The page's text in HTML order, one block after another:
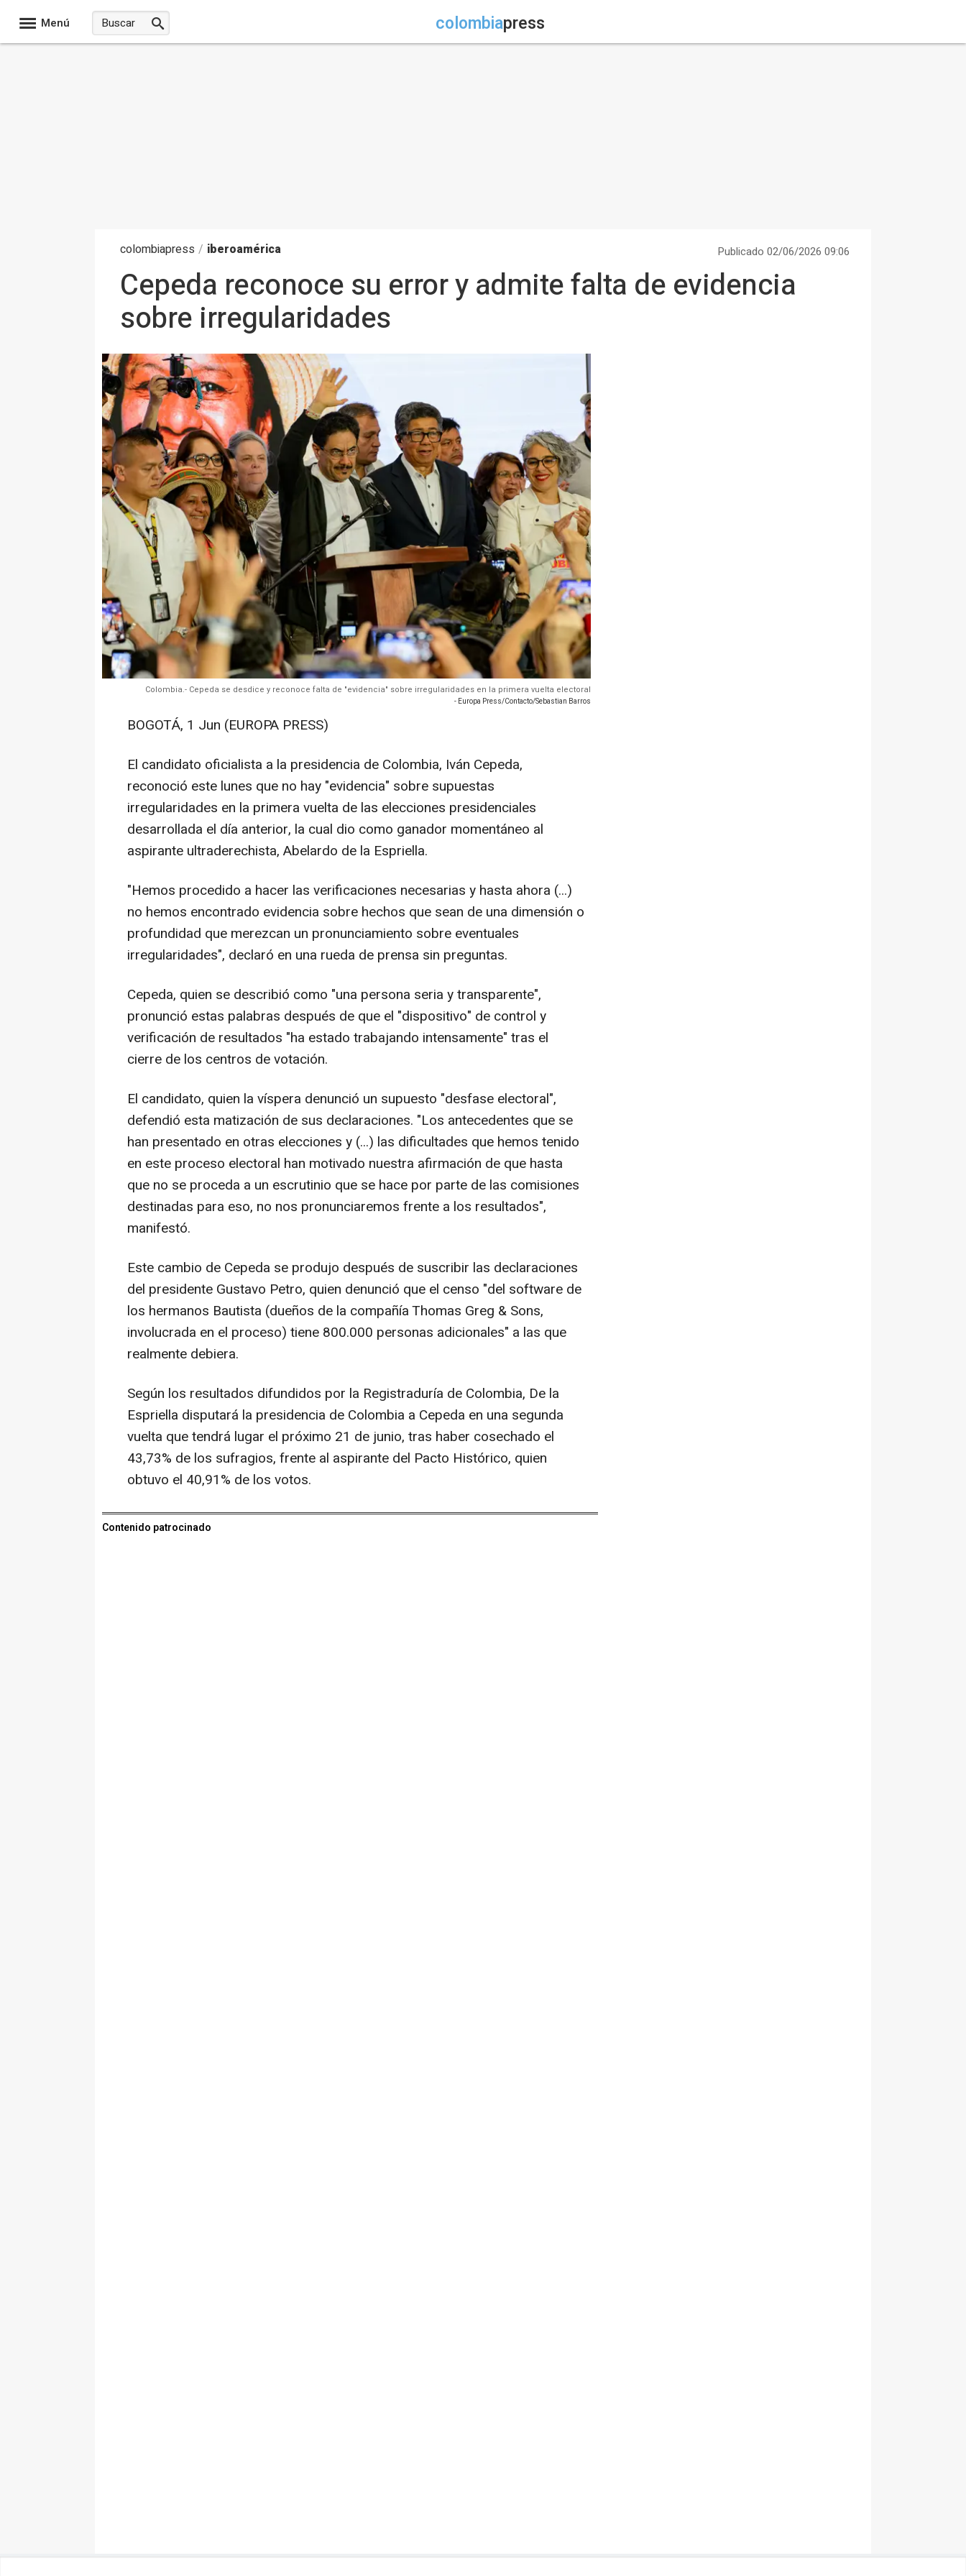
Menú colombiapress
colombiapress / iberoamérica Publicado 02/06/2026 09:06
Cepeda reconoce su error y admite falta de evidencia
sobre irregularidades
Colombia.- Cepeda se desdice y reconoce falta de "evidencia" sobre irregularidades en la primera vuelta electoral
- Europa Press/Contacto/Sebastian Barros
BOGOTÁ, 1 Jun (EUROPA PRESS)
El candidato oficialista a la presidencia de Colombia, Iván Cepeda,
reconoció este lunes que no hay "evidencia" sobre supuestas
irregularidades en la primera vuelta de las elecciones presidenciales
desarrollada el día anterior, la cual dio como ganador momentáneo al
aspirante ultraderechista, Abelardo de la Espriella.
"Hemos procedido a hacer las verificaciones necesarias y hasta ahora (...)
no hemos encontrado evidencia sobre hechos que sean de una dimensión o
profundidad que merezcan un pronunciamiento sobre eventuales
irregularidades", declaró en una rueda de prensa sin preguntas.
Cepeda, quien se describió como "una persona seria y transparente",
pronunció estas palabras después de que el "dispositivo" de control y
verificación de resultados "ha estado trabajando intensamente" tras el
cierre de los centros de votación.
El candidato, quien la víspera denunció un supuesto "desfase electoral",
defendió esta matización de sus declaraciones. "Los antecedentes que se
han presentado en otras elecciones y (...) las dificultades que hemos tenido
en este proceso electoral han motivado nuestra afirmación de que hasta
que no se proceda a un escrutinio que se hace por parte de las comisiones
destinadas para eso, no nos pronunciaremos frente a los resultados",
manifestó.
Este cambio de Cepeda se produjo después de suscribir las declaraciones
del presidente Gustavo Petro, quien denunció que el censo "del software de
los hermanos Bautista (dueños de la compañía Thomas Greg & Sons,
involucrada en el proceso) tiene 800.000 personas adicionales" a las que
realmente debiera.
Según los resultados difundidos por la Registraduría de Colombia, De la
Espriella disputará la presidencia de Colombia a Cepeda en una segunda
vuelta que tendrá lugar el próximo 21 de junio, tras haber cosechado el
43,73% de los sufragios, frente al aspirante del Pacto Histórico, quien
obtuvo el 40,91% de los votos.
Contenido patrocinado